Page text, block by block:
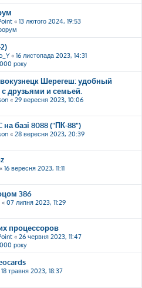
« 13 лютого 2024, 19:53
« 16 листопада 2023, 14:31
року
Шерегеш: удобный
друзьями и семьей.
« 29 вересня 2023, 10:06
базі 8088 ("ПК-88")
« 28 вересня 2023, 20:39
« 16 вересня 2023, 11:11
386
« 07 липня 2023, 11:29
процессоров
« 26 червня 2023, 11:47
року
18 травня 2023, 18:37